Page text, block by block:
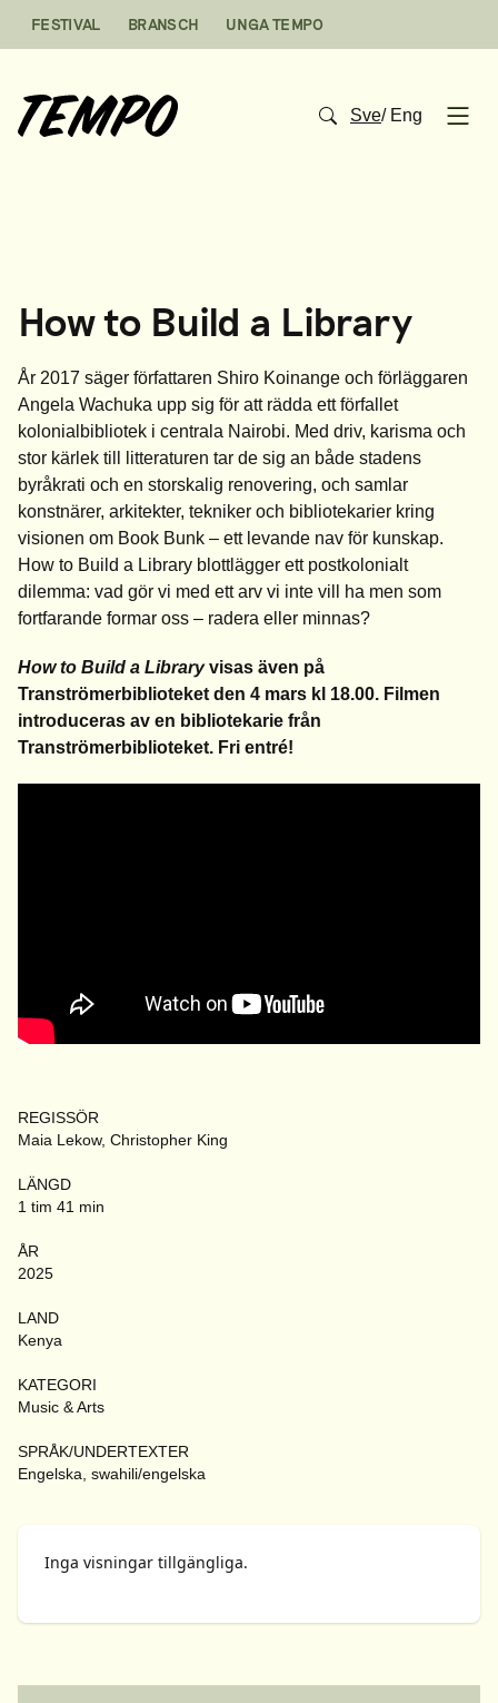
FESTIVAL BRANSCH UNGA TEMPO
Sve/ Eng
How to Build a Library
År 2017 säger författaren Shiro Koinange och förläggaren
Angela Wachuka upp sig för att rädda ett förfallet
kolonialbibliotek i centrala Nairobi. Med driv, karisma och
stor kärlek till litteraturen tar de sig an både stadens
byråkrati och en storskalig renovering, och samlar
konstnärer, arkitekter, tekniker och bibliotekarier kring
visionen om Book Bunk – ett levande nav för kunskap.
How to Build a Library blottlägger ett postkolonialt
dilemma: vad gör vi med ett arv vi inte vill ha men som
fortfarande formar oss – radera eller minnas?
How to Build a Libraryvisas även på
Tranströmerbiblioteket den 4 mars kl 18.00. Filmen
introduceras av en bibliotekarie från
Tranströmerbiblioteket. Fri entré!
REGISSÖR
Maia Lekow, Christopher King
LÄNGD
1 tim 41 min
ÅR
2025
LAND
Kenya
KATEGORI
Music & Arts
SPRÅK/UNDERTEXTER
Engelska, swahili/engelska
Inga visningar tillgängliga.